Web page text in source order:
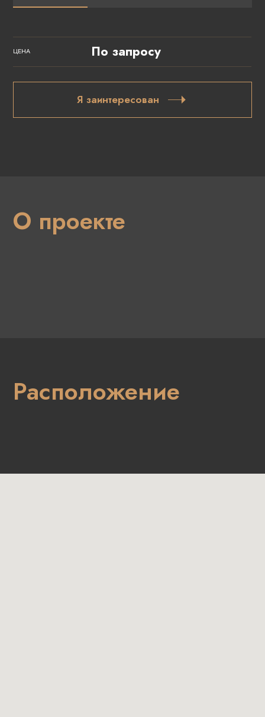
ЦЕНА По запросу
Я заинтересован
О проекте
Расположение